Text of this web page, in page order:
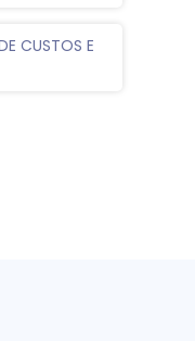
CUSTOS E